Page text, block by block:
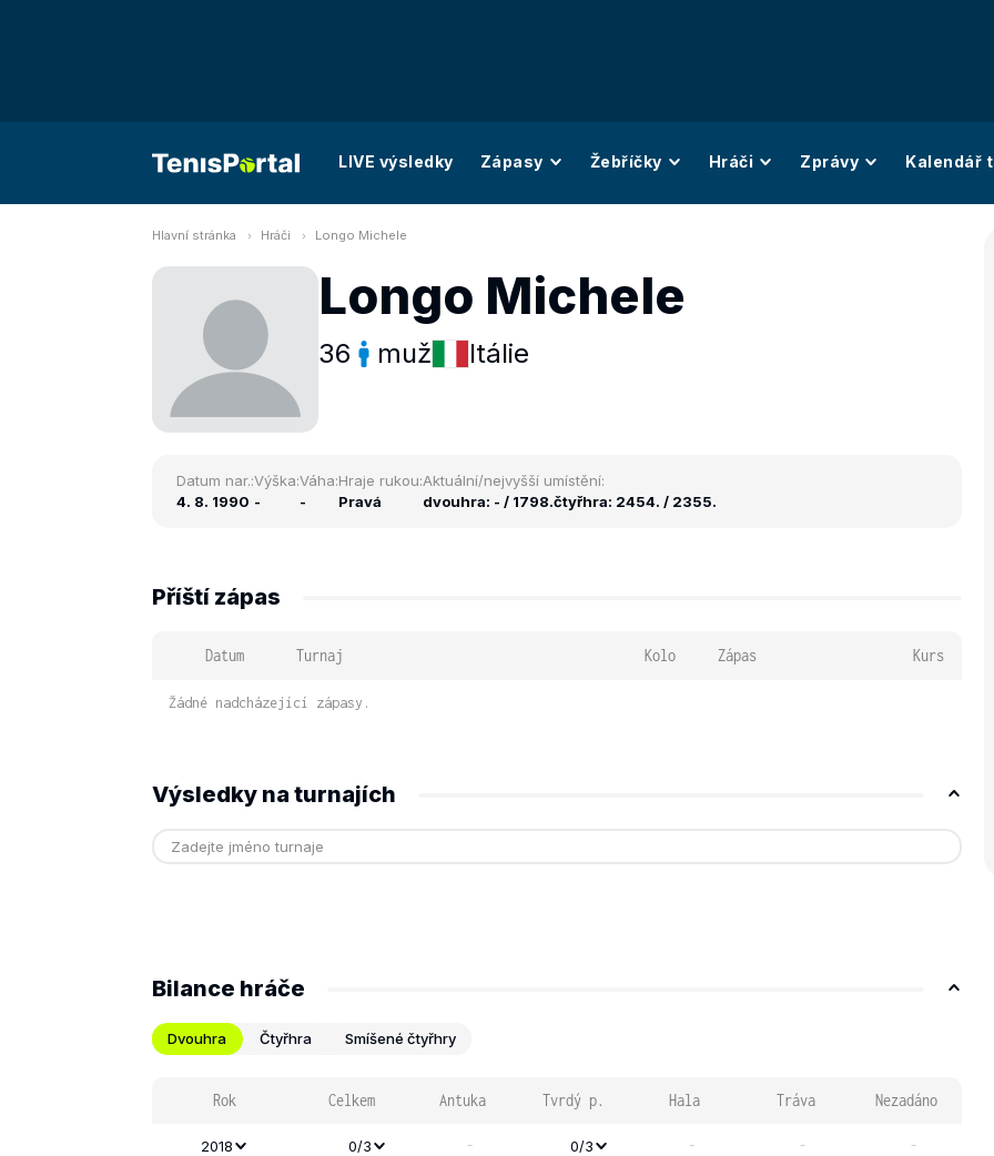
LIVE výsledky Zápasy Žebříčky Hráči Zprávy Kalendář
Hlavní stránka Hráči Longo Michele
Longo Michele
36 muž Itálie
Datum nar.:
4. 8. 1990
Výška:
-
Váha:
-
Hraje rukou:
Pravá
Aktuální/nejvyšší umístění:
dvouhra: - / 1798.čtyřhra: 2454. / 2355.
Příští zápas
Datum Turnaj Kolo Zápas Kurs
Žádné nadcházející zápasy.
Výsledky na turnajích
Bilance hráče
Dvouhra Čtyřhra Smíšené čtyřhry
Rok Celkem Antuka Tvrdý p. Hala Tráva Nezadáno
2018 0/3 - 0/3 - - -